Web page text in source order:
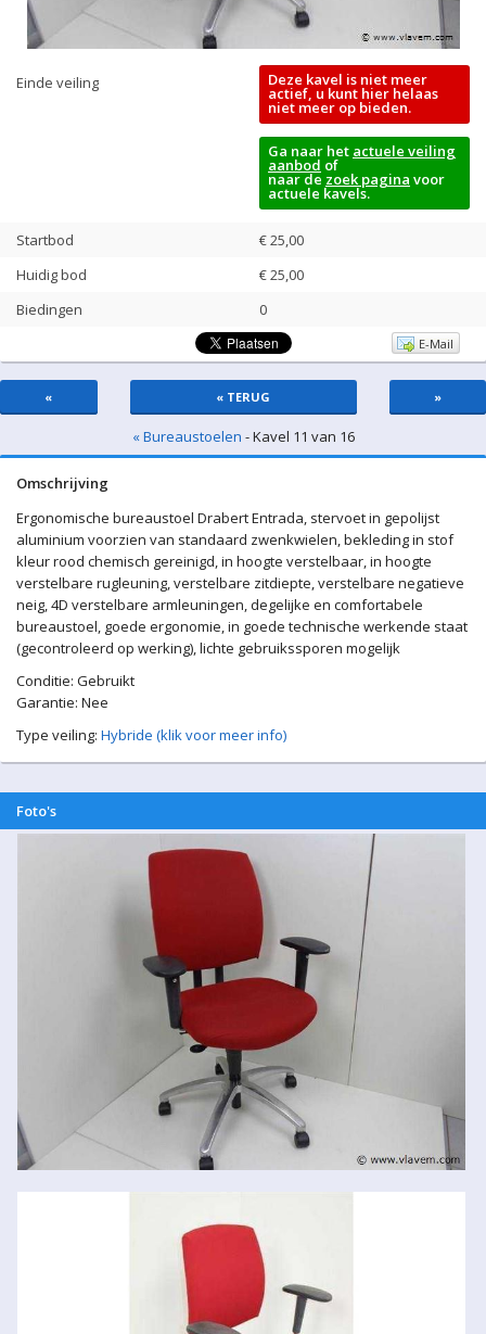
Einde veiling Deze kavel is niet meer
actief, u kunt hier helaas
niet meer op bieden.
Ga naar het actuele veiling
aanbod of
naar de zoek pagina voor
actuele kavels.
Startbod
€ 25,00
Huidig bod
€25,00
Biedingen
0
E-Mail
« « TERUG »
« Bureaustoelen - Kavel 11 van 16
Omschrijving
Ergonomische bureaustoel Drabert Entrada, stervoet in gepolijst
aluminium voorzien van standaard zwenkwielen, bekleding in stof
kleur rood chemisch gereinigd, in hoogte verstelbaar, in hoogte
verstelbare rugleuning, verstelbare zitdiepte, verstelbare negatieve
neig, 4D verstelbare armleuningen, degelijke en comfortabele
bureaustoel, goede ergonomie, in goede technische werkende staat
(gecontroleerd op werking), lichte gebruikssporen mogelijk
Conditie: Gebruikt
Garantie: Nee
Type veiling: Hybride (klik voor meer info)
Foto's